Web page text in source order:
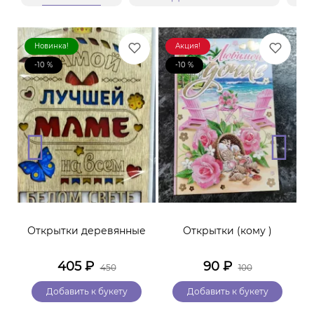
Новинка!
-10 %
Открытки деревянные
405₽ 450
Добавить к букету
Акция!
-10 %
Открытки (кому )
90₽ 100
Добавить к букету